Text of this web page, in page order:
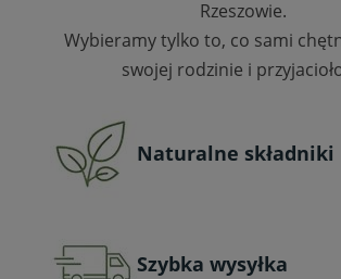
Rzeszowie.
Wybieramy tylko to, co sami
swojej rodzinie i
Naturalne składniki
Szybka wysyłka